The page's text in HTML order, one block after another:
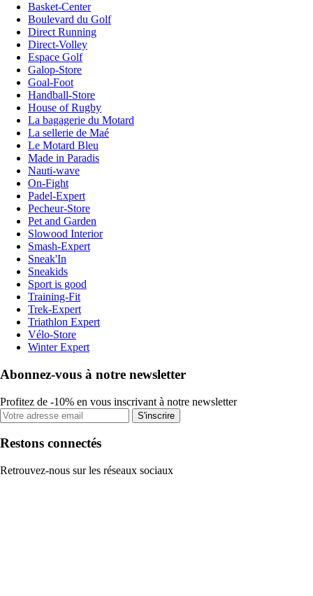
Basket-Center
Boulevard du Golf
Direct Running
Direct-Volley
Espace Golf
Galop-Store
Goal-Foot
Handball-Store
House of Rugby
La bagagerie du Motard
La sellerie de Maé
Le Motard Bleu
Made in Paradis
Nauti-wave
On-Fight
Padel-Expert
Pecheur-Store
Pet and Garden
Slowood Interior
Smash-Expert
Sneak'In
Sneakids
Sport is good
Training-Fit
Trek-Expert
Triathlon Expert
Vélo-Store
Winter Expert
Abonnez-vous à notre newsletter
Profitez de -10% en vous inscrivant à notre newsletter
S'inscrire
Restons connectés
Retrouvez-nous sur les réseaux sociaux